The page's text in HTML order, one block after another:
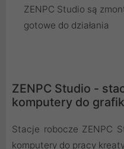
ZENPC Studio są
gotowe do działania
ZENPC Studio -
komputery do
Stacje robocze ZENPC
komputery do pracy